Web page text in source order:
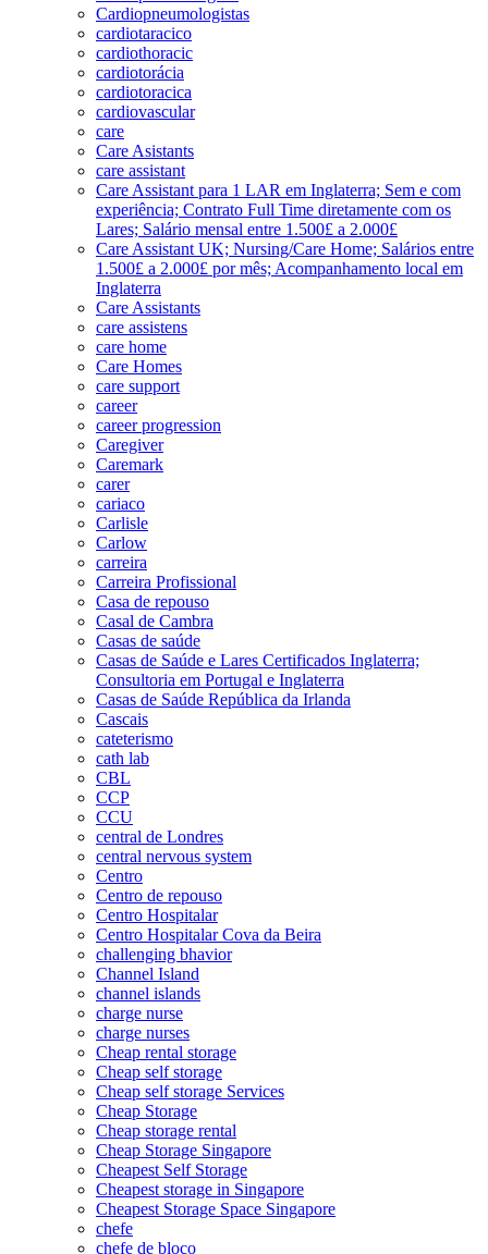
Cardiopneumologistas
cardiotaracico
cardiothoracic
cardiotorácia
cardiotoracica
cardiovascular
care
Care Asistants
care assistant
Care Assistant para 1 LAR em Inglaterra; Sem e com
experiência; Contrato Full Time diretamente com os
Lares; Salário mensal entre 1.500£ a 2.000£
Care Assistant UK; Nursing/Care Home; Salários entre
1.500£ a 2.000£ por mês; Acompanhamento local em
Inglaterra
Care Assistants
care assistens
care home
Care Homes
care support
career
career progression
Caregiver
Caremark
carer
cariaco
Carlisle
Carlow
carreira
Carreira Profissional
Casa de repouso
Casal de Cambra
Casas de saúde
Casas de Saúde e Lares Certificados Inglaterra;
Consultoria em Portugal e Inglaterra
Casas de Saúde República da Irlanda
Cascais
cateterismo
cath lab
CBL
CCP
CCU
central de Londres
central nervous system
Centro
Centro de repouso
Centro Hospitalar
Centro Hospitalar Cova da Beira
challenging bhavior
Channel Island
channel islands
charge nurse
charge nurses
Cheap rental storage
Cheap self storage
Cheap self storage Services
Cheap Storage
Cheap storage rental
Cheap Storage Singapore
Cheapest Self Storage
Cheapest storage in Singapore
Cheapest Storage Space Singapore
chefe
chefe de bloco